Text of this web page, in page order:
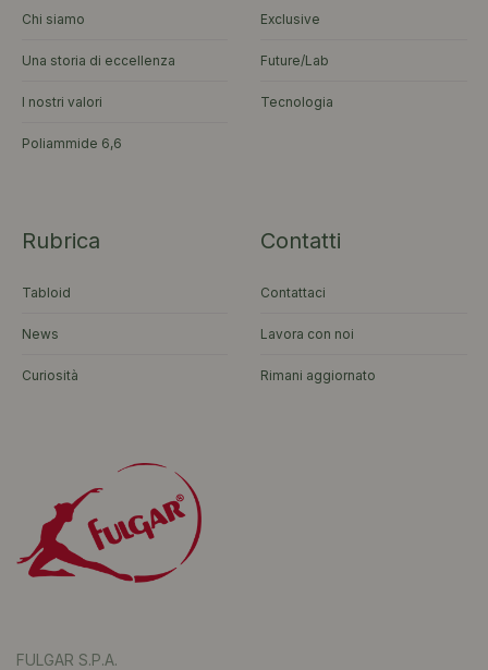
Chi siamo
Una storia di eccellenza
I nostri valori
Poliammide 6,6
Exclusive
Future/Lab
Tecnologia
Rubrica
Tabloid
News
Curiosità
Contatti
Contattaci
Lavora con noi
Rimani aggiornato
FULGAR S.P.A.